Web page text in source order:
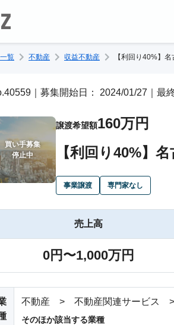
覧 不動産 収益不動産 【利回り40%】
｜募集開始日： 2024/01/27｜最
買い手募集
停止中
譲渡希望額160万円
【利回り40%】
事業譲渡 専門家なし
売上高
0円〜1,000万円
不動産 > 不動産関連サービス
そのほか該当する業種